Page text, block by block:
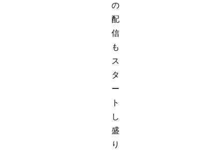
の
配
信
も
ス
タ
ー
ト
し
盛
り